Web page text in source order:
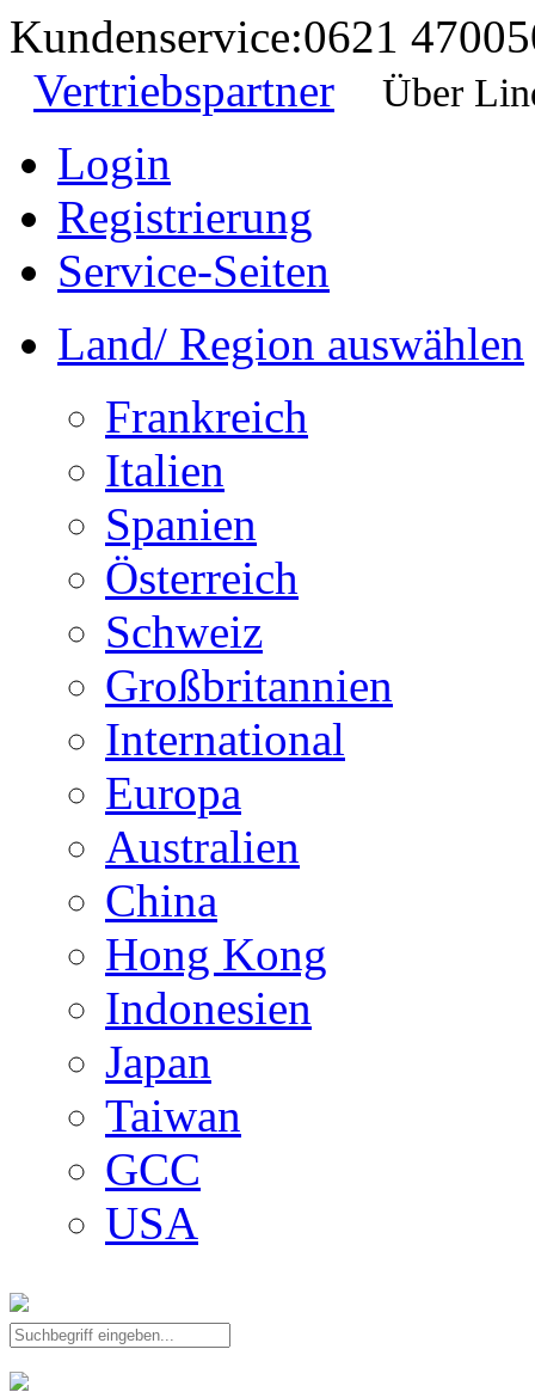
Kundenservice:0621
Vertriebspartner
Über
Login
Registrierung
Service-Seiten
Land/ Region auswählen
Frankreich
Italien
Spanien
Österreich
Schweiz
Großbritannien
International
Europa
Australien
China
Hong Kong
Indonesien
Japan
Taiwan
GCC
USA